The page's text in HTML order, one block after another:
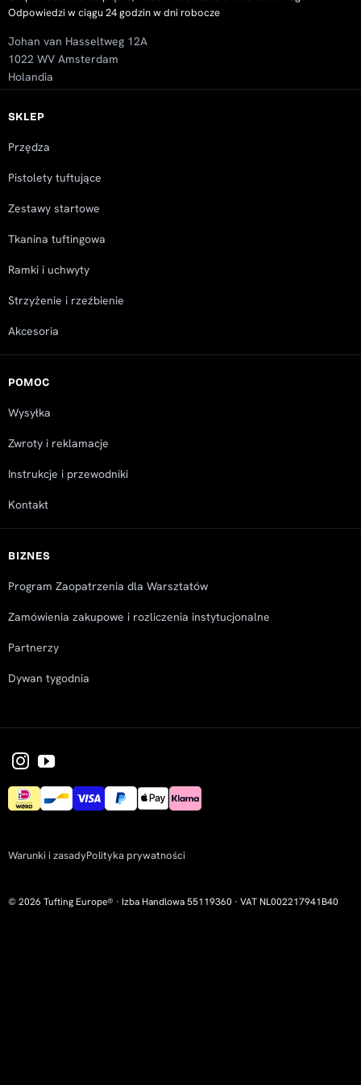
Golly Peeters
Rating: 5/5
Super doek!
Thu Mar 06 2025 12:16:27 GMT+0000 (Coordinated
R. Polman
Excellent
Mon Dec 23 2024 14:22:49 GMT+0000 (Coordinated
Eline Boer
Rating: 5/5
Tue Oct 29 2024 11:38:45 GMT+0000 (Coordinated
SKLEP
Przędza
Pistolety tuftujące
Zestawy startowe
Tkanina tuftingowa
Ramki i uchwyty
Strzyżenie i rzeźbienie
Akcesoria
POMOC
Wysyłka
Zwroty i reklamacje
Instrukcje i przewodniki
Kontakt
BIZNES
Program Zaopatrzenia dla Warsztatów
Zamówienia zakupowe i rozliczenia instytucjonalne
Partnerzy
Dywan tygodnia
Odpowiedzi w ciągu 24 godzin w dni robocze
Johan van Hasseltweg 12A
1022 WV Amsterdam
Holandia
Warunki i zasadyPolityka prywatności
© 2026 Tufting Europe® · Izba Handlowa 55119360 · VAT NL002217941B40